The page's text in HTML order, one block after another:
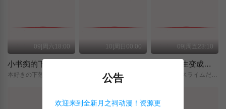
09|周六18:00 10|周日00:00 09|周五23:10
关于我转生变成史莱姆这档事 第四季
転生したらスライムだった件/第4期/
公告
欢迎来到全新月之祠动漫！资源更